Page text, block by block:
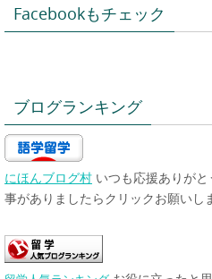
Facebookもチェック
ブログランキング
にほんブログ村 いつも応援ありが
事がありましたらクリックお願いし